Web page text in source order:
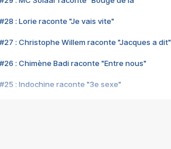
#28 : Lorie raconte "Je vais vite"
#27 : Christophe Willem raconte "Jacques a dit"
#26 : Chimène Badi raconte "Entre nous"
#25 : Indochine raconte "3e sexe"